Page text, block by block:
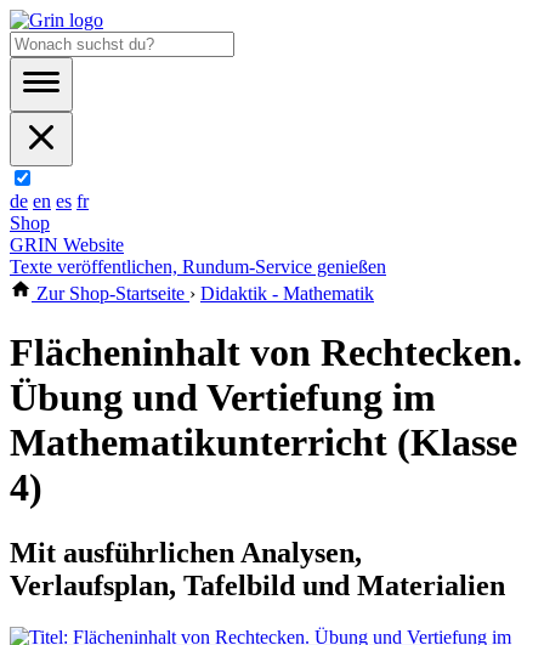
de en es fr
Shop
GRIN Website
Texte veröffentlichen, Rundum-Service genießen
Zur Shop-Startseite › Didaktik - Mathematik
Flächeninhalt von Rechtecken.
Übung und Vertiefung im
Mathematikunterricht (Klasse
4)
Mit ausführlichen Analysen,
Verlaufsplan, Tafelbild und Materialien